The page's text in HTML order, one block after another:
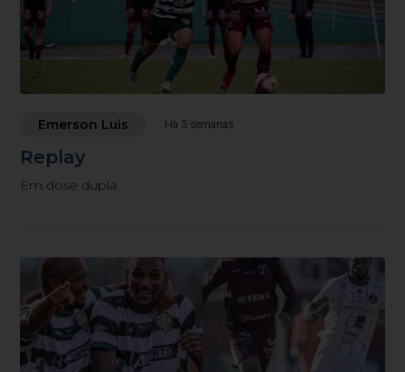
Emerson Luis Há 3 semanas
Replay
Em dose dupla